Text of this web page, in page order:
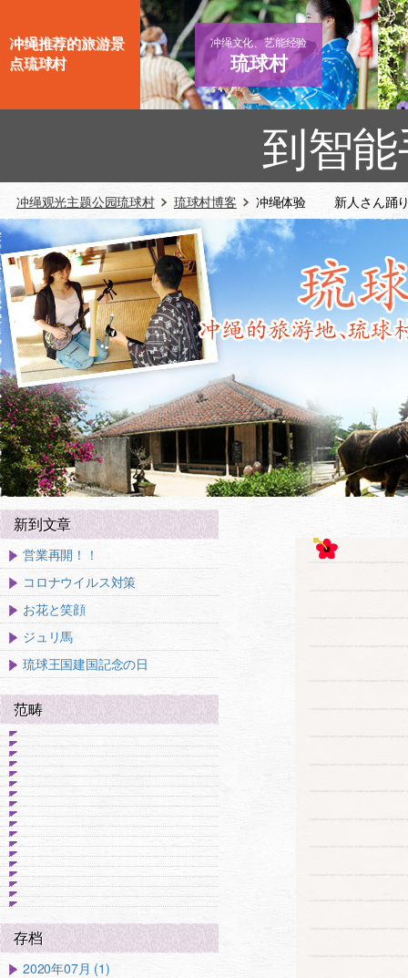
冲绳推荐的旅游景
点琉球村
冲绳文化、艺能经验
琉球村
到智
冲绳观光主题公园琉球村 琉球村博客 冲绳体验 新人さん踊り
新到文章
営業再開！！
コロナウイルス対策
お花と笑顔
ジュリ馬
琉球王国建国記念の日
范畴
存档
2020年07月 (1)